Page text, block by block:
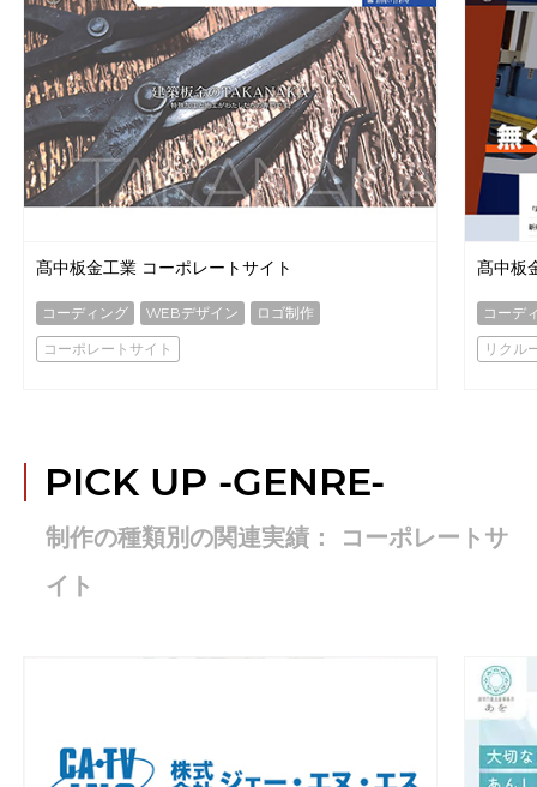
髙中板金工業 コーポレートサイト
コーディング WEBデザイン
ロゴ制作
コーポレートサイト
髙中板
コーデ
リクル
PICK UP -GENRE-
制作の種類別の関連実績： コーポレートサ
イト